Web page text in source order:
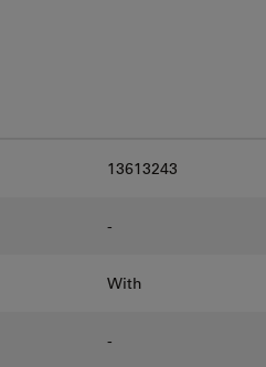
13613243
-
With
-